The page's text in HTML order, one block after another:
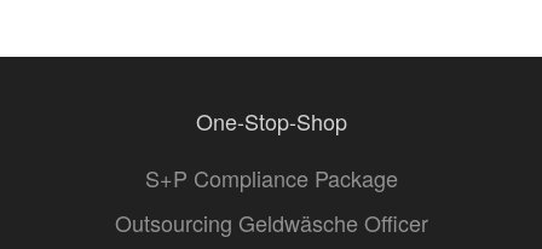
One-Stop-Shop
S+P Compliance Package
Outsourcing Geldwäsche Officer